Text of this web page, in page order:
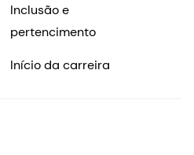
Inclusão e
pertencimento
Início da carreira